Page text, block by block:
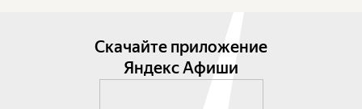
Скачайте приложение
Яндекс Афиши